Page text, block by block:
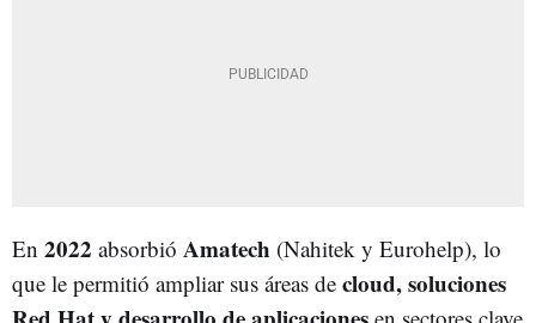
En 2022 absorbió Amatech (Nahitek y Eurohelp), lo
que le permitió ampliar sus áreas de cloud, soluciones